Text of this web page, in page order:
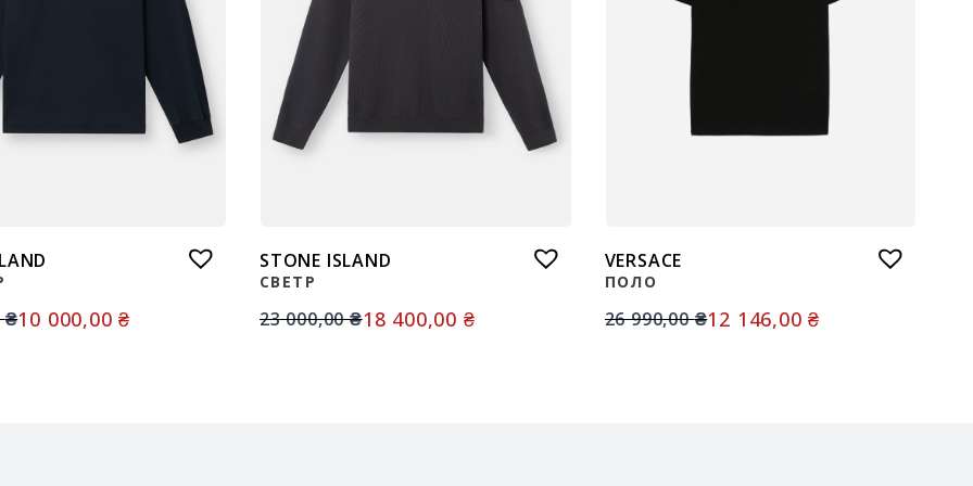
₴10 000,00₴
STONE ISLAND
СВЕТР
23 000,00₴18 400,00 ₴
VERSACE
ПОЛО
26 990,00₴12 146,00₴